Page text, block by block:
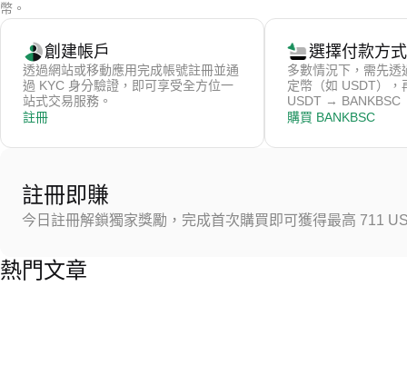
幣。
創建帳戶
透過網站或移動應用完成帳號註冊並通
過 KYC 身分驗證，即可享受全方位一
站式交易服務。
註冊
選擇付款方式
多數情況下，需先透
定幣（如 USDT），
USDT → BANKBSC
購買 BANKBSC
註冊即賺
今日註冊解鎖獨家獎勵，完成首次購買即可獲得最高 711
熱門文章